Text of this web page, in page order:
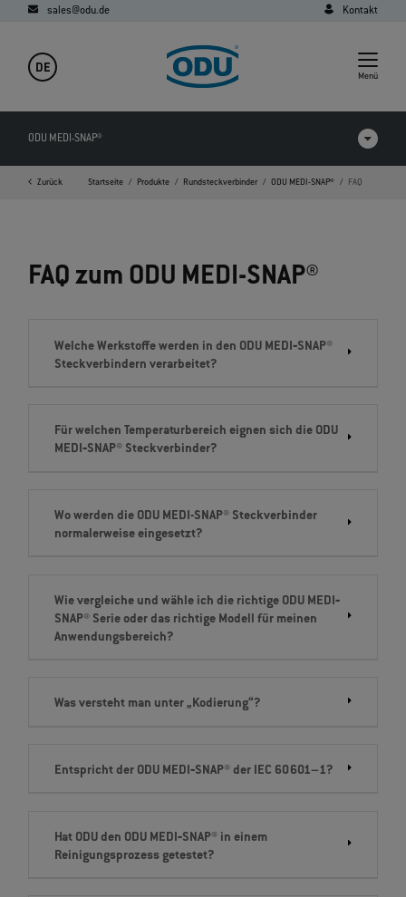
sales@odu.de Kontakt
DE
Menü
ODU MEDI-SNAP®
Produkte im Vergleich
Downloads
FAQ
Zurück Startseite Produkte Rundsteckverbinder ODU MEDI-SNAP® FAQ
FAQ zum ODU MEDI-SNAP®
Welche Werkstoffe werden in den ODU MEDI‐SNAP®
Steckverbindern verarbeitet?
Für welchen Temperaturbereich eignen sich die ODU
MEDI‐SNAP® Steckverbinder?
Wo werden die ODU MEDI-SNAP® Steckverbinder
normalerweise eingesetzt?
Wie vergleiche und wähle ich die richtige ODU MEDI‐
SNAP® Serie oder das richtige Modell für meinen
Anwendungsbereich?
Was versteht man unter „Kodierung“?
Entspricht der ODU MEDI‐SNAP® der IEC 60601–1?
Hat ODU den ODU MEDI‐SNAP® in einem
Reinigungsprozess getestet?